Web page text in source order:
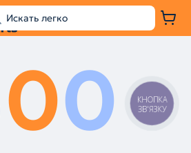
00
КНОПКА
ЗВ'ЯЗКУ